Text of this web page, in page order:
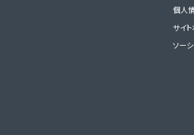
個人
サイ
ソー